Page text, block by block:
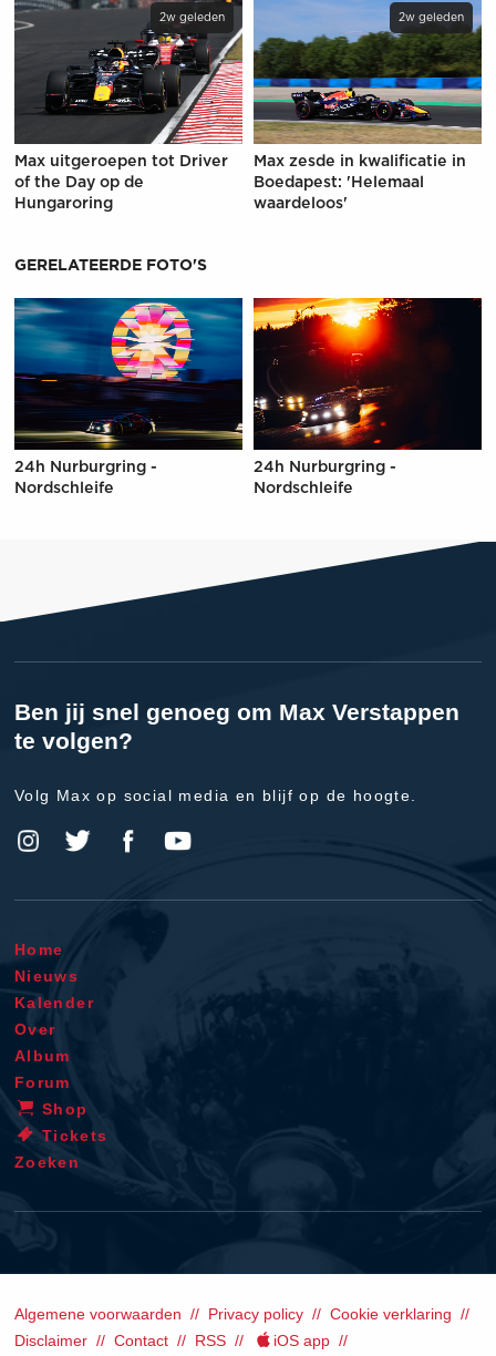
2w geleden
Max uitgeroepen tot Driver
of the Day op de
Hungaroring
2w geleden
Max zesde in kwalificatie in
Boedapest: 'Helemaal
waardeloos'
GERELATEERDE FOTO'S
24h Nurburgring -
Nordschleife
24h Nurburgring -
Nordschleife
Ben jij snel genoeg om Max Verstappen
te volgen?
Volg Max op social media en blijf op de hoogte.
Home
Nieuws
Kalender
Over
Album
Forum
Shop
Tickets
Zoeken
Algemene voorwaarden Privacy policy
Cookie verklaring
Disclaimer
Contact RSS iOS app